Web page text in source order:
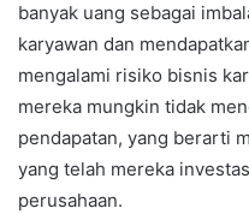
banyak uang sebagai
karyawan dan
mengalami risiko bisnis
mereka mungkin tidak
pendapatan, yang berarti
yang telah mereka
perusahaan.